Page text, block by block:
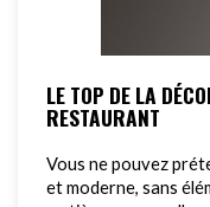
LE TOP DE LA
RESTAURANT
Vous ne pouvez
et moderne, sans